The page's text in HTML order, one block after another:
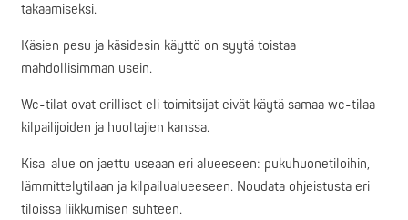
takaamiseksi.
Käsien pesu ja käsidesin käyttö on syytä toistaa
mahdollisimman usein.
Wc-tilat ovat erilliset eli toimitsijat eivät käytä samaa wc-tilaa
kilpailijoiden ja huoltajien kanssa.
Kisa-alue on jaettu useaan eri alueeseen: pukuhuonetiloihin,
lämmittelytilaan ja kilpailualueeseen. Noudata ohjeistusta eri
tiloissa liikkumisen suhteen.